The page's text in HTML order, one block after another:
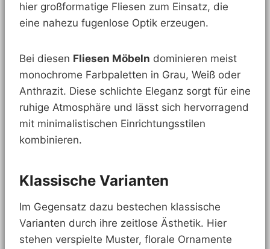
hier großformatige Fliesen zum Einsatz, die
eine nahezu fugenlose Optik erzeugen.
Bei diesen Fliesen Möbeln dominieren meist
monochrome Farbpaletten in Grau, Weiß oder
Anthrazit. Diese schlichte Eleganz sorgt für eine
ruhige Atmosphäre und lässt sich hervorragend
mit minimalistischen Einrichtungsstilen
kombinieren.
Klassische Varianten
Im Gegensatz dazu bestechen klassische
Varianten durch ihre zeitlose Ästhetik. Hier
stehen verspielte Muster, florale Ornamente